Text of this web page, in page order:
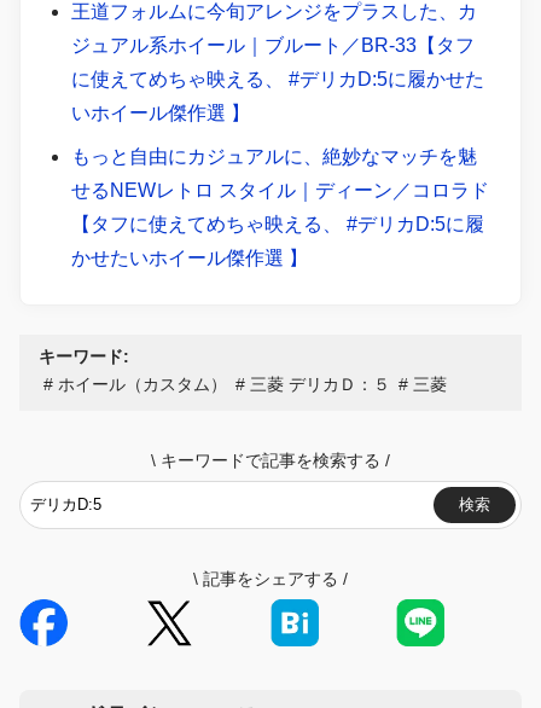
王道フォルムに今旬アレンジをプラスした、カ
ジュアル系ホイール｜ブルート／BR-33【タフ
に使えてめちゃ映える、 #デリカD:5に履かせた
いホイール傑作選 】
もっと自由にカジュアルに、絶妙なマッチを魅
せるNEWレトロ スタイル｜ディーン／コロラド
【タフに使えてめちゃ映える、 #デリカD:5に履
かせたいホイール傑作選 】
キーワード:
ホイール（カスタム）
三菱 デリカＤ：５ 三菱
\ キーワードで記事を検索する /
検索
\ 記事をシェアする /